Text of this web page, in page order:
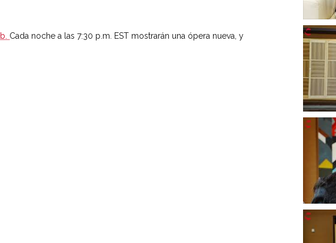
Cada noche a las 7:30 p.m. EST mostrarán una ópera nueva, y